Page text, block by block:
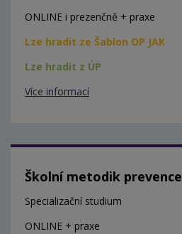
ONLINE i prezenčně + praxe
Lze hradit ze Šablon OP JAK
Lze hradit z ÚP
Více informací
Školní metodik prevence
Specializační studium
ONLINE + praxe